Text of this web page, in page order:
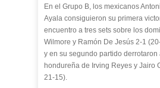
En el Grupo B, los mexicanos
Ayala consiguieron su primera
encuentro a tres sets sobre los
Wilmore y Ramón De Jesús 2-1
y en su segundo partido derrotaron
hondureña de Irving Reyes y Jairo
21-15).